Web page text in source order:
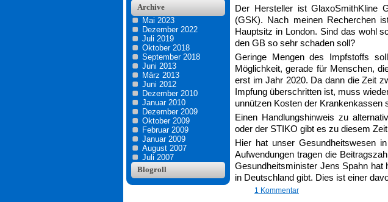
Archive
Mai 2023
Dezember 2022
Juli 2019
Oktober 2018
September 2018
Juni 2013
März 2013
Juni 2012
Dezember 2010
Januar 2010
Dezember 2009
Oktober 2009
Februar 2009
Januar 2009
August 2007
Juli 2007
Blogroll
Der Hersteller ist GlaxoSmithKline
(GSK). Nach meinen Recherchen
Hauptsitz in London. Sind das wohl
den GB so sehr schaden soll?
Geringe Mengen des Impfstoffs
Möglichkeit, gerade für Menschen,
erst im Jahr 2020. Da dann die Zeit
Impfung überschritten ist, muss
unnützen Kosten der Krankenkassen
Einen Handlungshinweis zu
oder der STIKO gibt es zu diesem
Hier hat unser Gesundheitswesen
Aufwendungen tragen die
Gesundheitsminister Jens Spahn
in Deutschland gibt. Dies ist einer
1 Kommentar